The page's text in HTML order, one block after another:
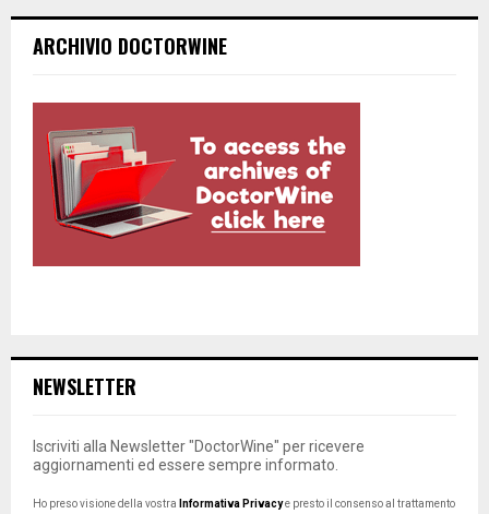
ARCHIVIO DOCTORWINE
NEWSLETTER
Iscriviti alla Newsletter "DoctorWine" per ricevere
aggiornamenti ed essere sempre informato.
Ho preso visione della vostra Informativa Privacye presto il consenso al trattamento